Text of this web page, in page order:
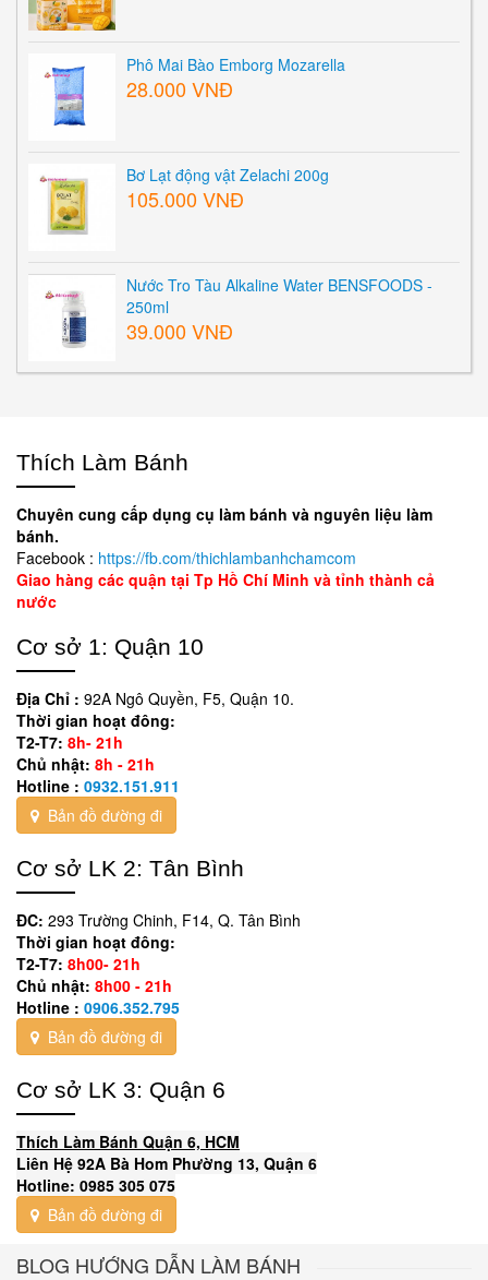
Phô Mai Bào Emborg Mozarella
28.000 VNĐ
Bơ Lạt động vật Zelachi 200g
105.000 VNĐ
Nước Tro Tàu Alkaline Water BENSFOODS -
250ml
39.000 VNĐ
Thích Làm Bánh
Chuyên cung cấp dụng cụ làm bánh và nguyên liệu làm
bánh.
Facebook : https://fb.com/thichlambanhchamcom
Giao hàng các quận tại Tp Hồ Chí Minh và tỉnh thành cả
nước
Cơ sở 1: Quận 10
Địa Chỉ : 92A Ngô Quyền, F5, Quận 10.
Thời gian hoạt đông:
T2-T7: 8h- 21h
Chủ nhật: 8h - 21h
Hotline : 0932.151.911
Bản đồ đường đi
Cơ sở LK 2: Tân Bình
ĐC: 293 Trường Chinh, F14, Q. Tân Bình
Thời gian hoạt đông:
T2-T7: 8h00- 21h
Chủ nhật: 8h00 - 21h
Hotline : 0906.352.795
Bản đồ đường đi
Cơ sở LK 3: Quận 6
Thích Làm Bánh Quận 6, HCM
Liên Hệ 92A Bà Hom Phường 13, Quận 6
Hotline: 0985 305 075
Bản đồ đường đi
BLOG HƯỚNG DẪN LÀM BÁNH